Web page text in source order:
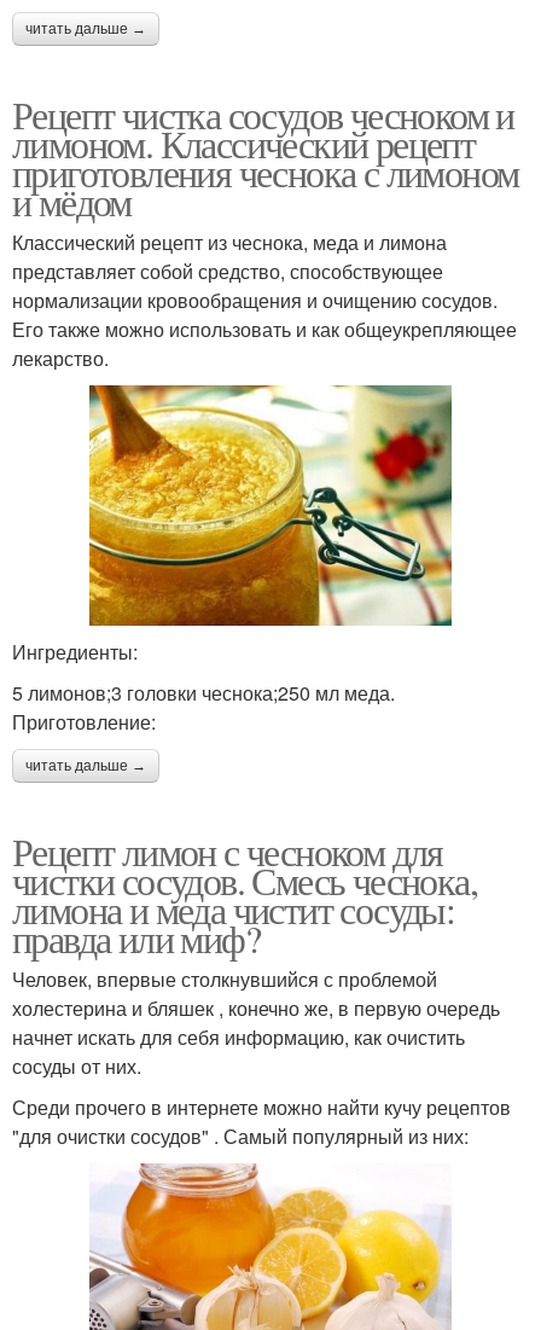
читать дальше →
Рецепт чистка сосудов чесноком и
лимоном. Классический рецепт
приготовления чеснока с лимоном
и мёдом
Классический рецепт из чеснока, меда и лимона
представляет собой средство, способствующее
нормализации кровообращения и очищению сосудов.
Его также можно использовать и как общеукрепляющее
лекарство.
Ингредиенты:
5 лимонов;3 головки чеснока;250 мл меда.
Приготовление:
читать дальше →
Рецепт лимон с чесноком для
чистки сосудов. Смесь чеснока,
лимона и меда чистит сосуды:
правда или миф?
Человек, впервые столкнувшийся с проблемой
холестерина и бляшек , конечно же, в первую очередь
начнет искать для себя информацию, как очистить
сосуды от них.
Среди прочего в интернете можно найти кучу рецептов
"для очистки сосудов" . Самый популярный из них: